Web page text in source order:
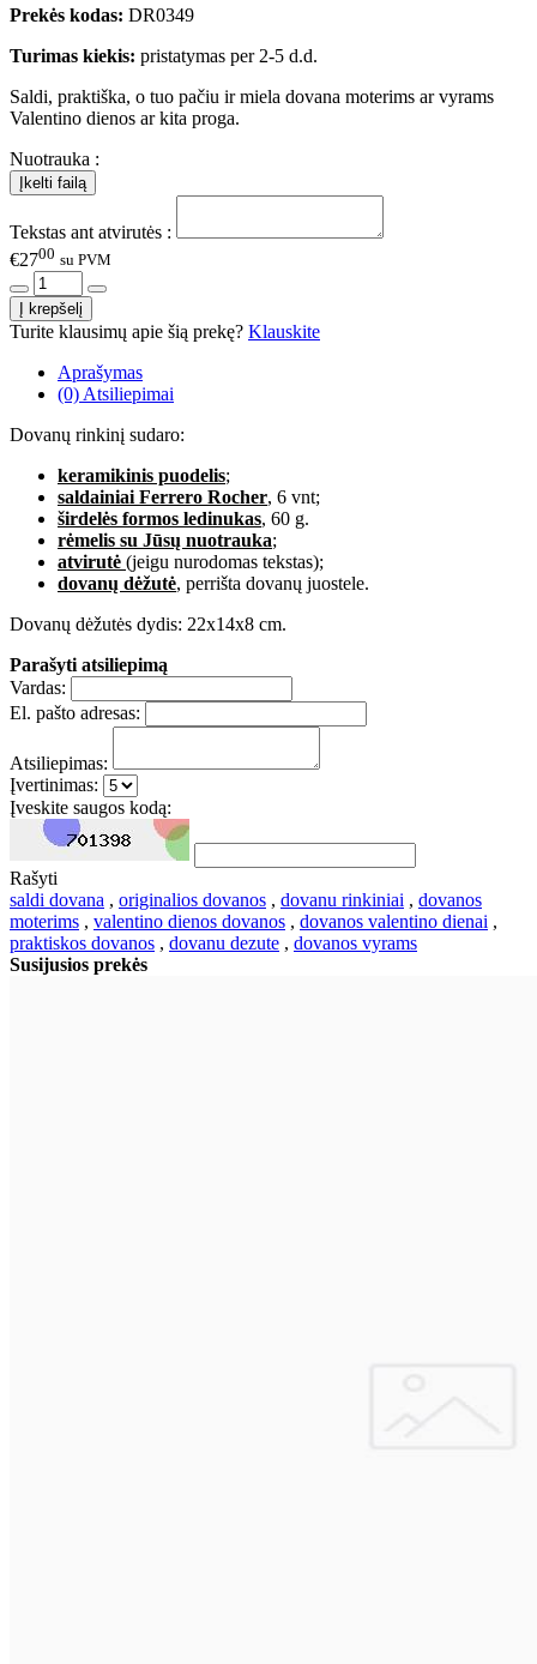
Prekės kodas: DR0349
Turimas kiekis: pristatymas per 2-5 d.d.
Saldi, praktiška, o tuo pačiu ir miela dovana moterims ar vyrams
Valentino dienos ar kita proga.
Nuotrauka :
Tekstas ant atvirutės :
€2700 su PVM
Turite klausimų apie šią prekę? Klauskite
Aprašymas
(0) Atsiliepimai
Dovanų rinkinį sudaro:
keramikinis puodelis;
saldainiai Ferrero Rocher, 6 vnt;
širdelės formos ledinukas, 60 g.
rėmelis su Jūsų nuotrauka;
atvirutė (jeigu nurodomas tekstas);
dovanų dėžutė, perrišta dovanų juostele.
Dovanų dėžutės dydis: 22x14x8 cm.
Parašyti atsiliepimą
Vardas:
El. pašto adresas:
Atsiliepimas:
Įvertinimas:
Įveskite saugos kodą:
Rašyti
saldi dovana , originalios dovanos , dovanu rinkiniai , dovanos
moterims , valentino dienos dovanos , dovanos valentino dienai ,
praktiskos dovanos , dovanu dezute , dovanos vyrams
Susijusios prekės